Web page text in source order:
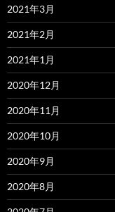
2021年3月
2021年2月
2021年1月
2020年12月
2020年11月
2020年10月
2020年9月
2020年8月